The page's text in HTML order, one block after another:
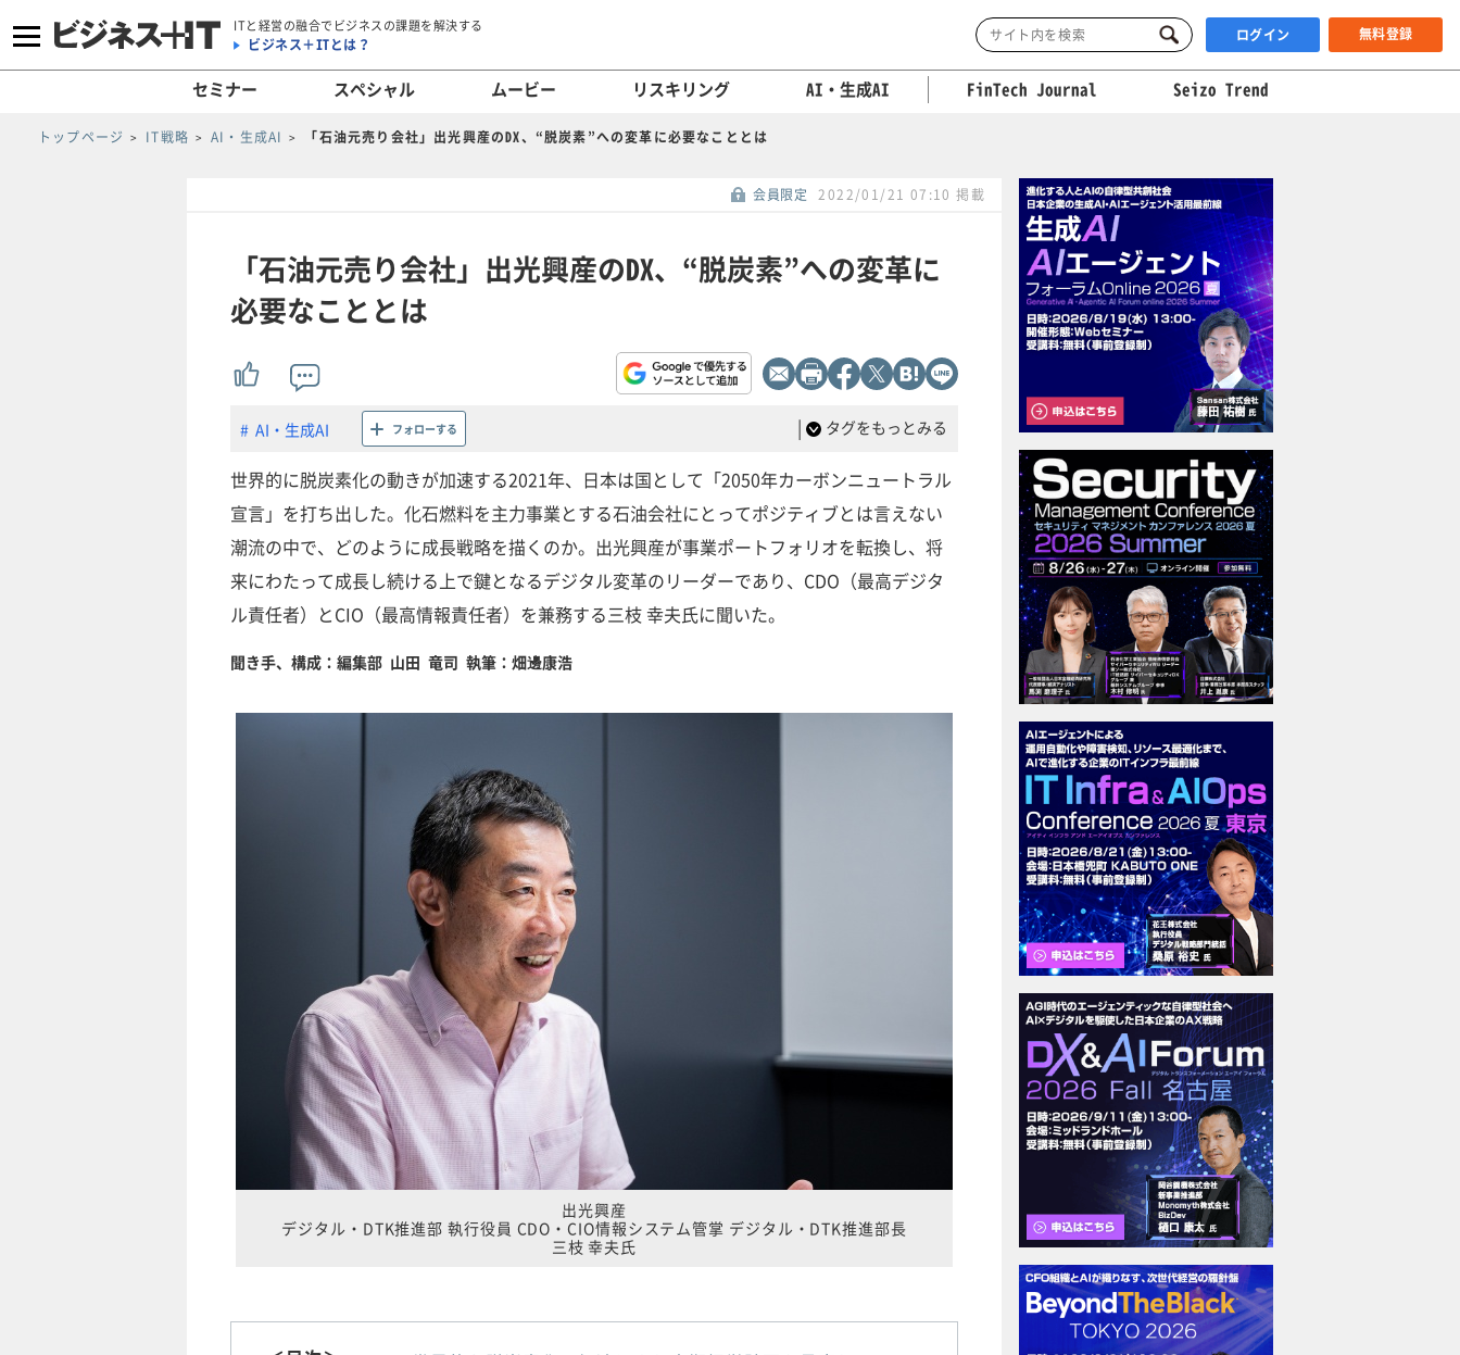
ITと経営の融合でビジネスの課題を解決する
ビジネス＋ITとは？ ログイン 無料登録
セミナー スペシャル ムービー リスキリング AI・生成AI FinTech Journal Seizo Trend
トップページ IT戦略 AI・生成AI 「石油元売り会社」出光興産のDX、“脱炭素”への変革に必要なこととは
会員限定 2022/01/21 07:10 掲載
「石油元売り会社」出光興産のDX、“脱炭素”への変革に
必要なこととは
AI・生成AI フォローする | タグをもっとみる
世界的に脱炭素化の動きが加速する2021年、日本は国として「2050年カーボンニュートラル
宣言」を打ち出した。化石燃料を主力事業とする石油会社にとってポジティブとは言えない
潮流の中で、どのように成長戦略を描くのか。出光興産が事業ポートフォリオを転換し、将
来にわたって成長し続ける上で鍵となるデジタル変革のリーダーであり、CDO（最高デジタ
ル責任者）とCIO（最高情報責任者）を兼務する三枝 幸夫氏に聞いた。
聞き手、構成：編集部 山田 竜司 執筆：畑邊康浩
出光興産
デジタル・DTK推進部 執行役員 CDO・CIO情報システム管掌 デジタル・DTK推進部長
三枝 幸夫氏